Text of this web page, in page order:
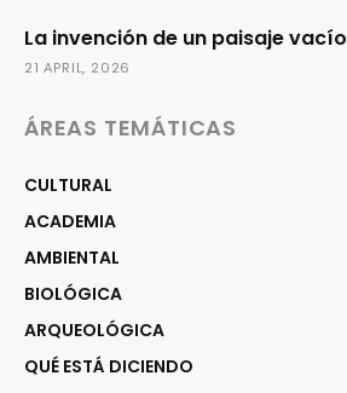
La invención de un paisaje vacío
21 APRIL, 2026
ÁREAS TEMÁTICAS
CULTURAL
ACADEMIA
AMBIENTAL
BIOLÓGICA
ARQUEOLÓGICA
QUÉ ESTÁ DICIENDO